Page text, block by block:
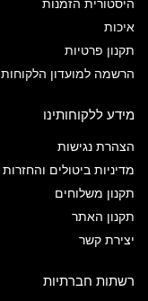
היסטורית הזמנות
איכות
תקנון פרטיות
הרשמה למועדון הלקוחות
מידע ללקוחותינו
הצהרת נגישות
מדיניות ביטולים והחזרות
תקנון משלוחים
תקנון האתר
יצירת קשר
רשתות חברתיות